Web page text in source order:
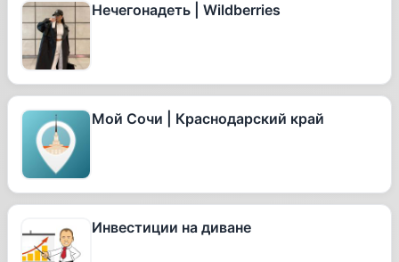
Нечегонадеть | Wildberries
Мой Сочи | Краснодарский край
Инвестиции на диване